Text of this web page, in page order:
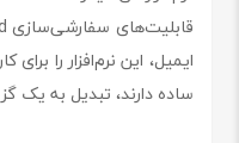
ایمیل، این نرم‌افزار را
ساده دارند، تبدیل به یک